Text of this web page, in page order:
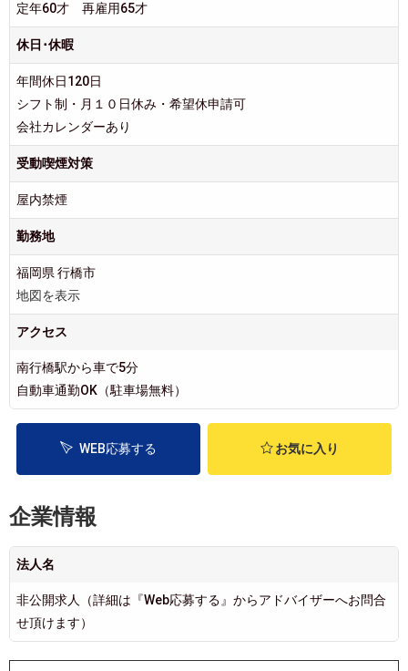
定年60才 再雇用65才
休日･休暇
年間休日120日
シフト制・月１０日休み・希望休申請可
会社カレンダーあり
受動喫煙対策
屋内禁煙
勤務地
福岡県 行橋市
地図を表示
アクセス
南行橋駅から車で5分
自動車通勤OK（駐車場無料）
WEB応募する お気に入り
企業情報
法人名
非公開求人（詳細は『Web応募する』からアドバイザーへお問合
せ頂けます）